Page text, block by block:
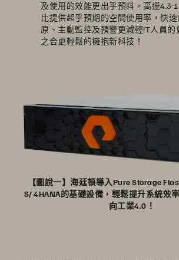
及使用的效能更出乎預料，高達
比提供超乎預期的空間使用率，快
原、主動監控及預警更減輕IT人員的
之合更輕鬆的擁抱新科技！
【圖說一】海廷頓導入Pure Storage
S/ 4HANA的基礎設備，輕鬆提升系統效
向工業4.0！